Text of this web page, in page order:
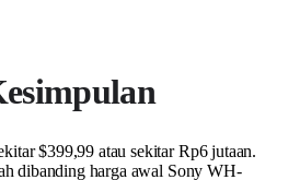
$399,99 atau sekitar Rp6 jutaan.
dibanding harga awal Sony WH-